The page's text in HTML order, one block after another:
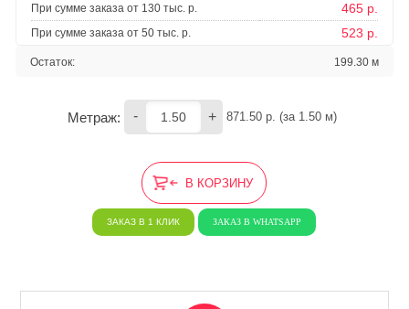
При сумме заказа от 130 тыс. р. 465 р.
При сумме заказа от 50 тыс. р. 523 р.
Остаток: 199.30 м
Метраж: - + 871.50 р. (за 1.50 м)
В КОРЗИНУ
ЗАКАЗ В 1 КЛИК ЗАКАЗ В WHATSAPP